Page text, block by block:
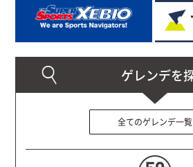
全てのゲレンデ一覧